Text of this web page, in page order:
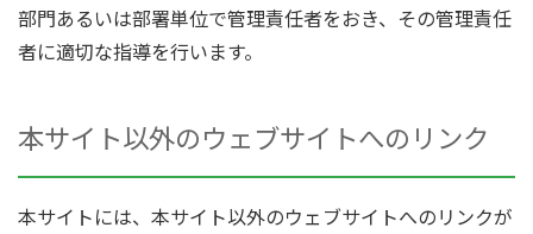
部門あるいは部署単位で管理責任者をおき、その管理責任
者に適切な指導を行います。
本サイト以外のウェブサイトへのリンク
本サイトには、本サイト以外のウェブサイトへのリンクが